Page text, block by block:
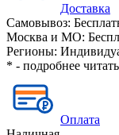
Доставка
Самовывоз:
Москва и МО:
Регионы:
* - подробнее читать
Оплата